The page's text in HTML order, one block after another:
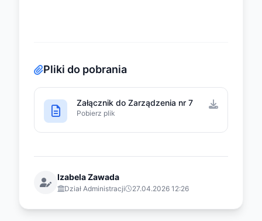
Pliki do pobrania
Załącznik do Zarządzenia nr 7
Pobierz plik
Izabela Zawada
Dział Administracji 27.04.2026 12:26